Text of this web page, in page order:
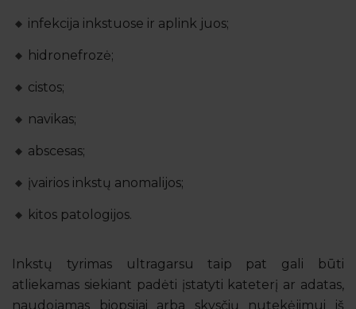
infekcija inkstuose ir aplink juos;
hidronefrozė;
cistos;
navikas;
abscesas;
įvairios inkstų anomalijos;
kitos patologijos.
Inkstų tyrimas ultragarsu taip pat gali būti
atliekamas siekiant padėti įstatyti kateterį ar adatas,
naudojamas biopsijai arba skysčių nutekėjimui iš